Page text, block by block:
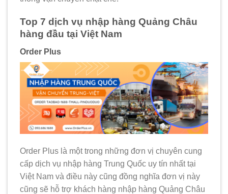
Top 7 dịch vụ nhập hàng Quảng Châu
hàng đầu tại Việt Nam
Order Plus
Order Plus là một trong những đơn vị chuyên cung
cấp dịch vụ nhập hàng Trung Quốc uy tín nhất tại
Việt Nam và điều này cũng đồng nghĩa đơn vị này
cũng sẽ hỗ trợ khách hàng nhập hàng Quảng Châu